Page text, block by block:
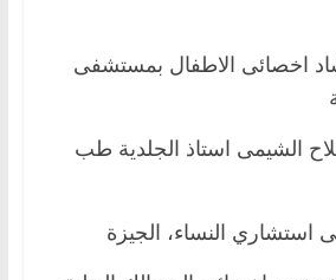
اخصائى الاطفال بمستشفى
الشيمى استاذ الجلدية طب
استشاري النساء، الجيزة